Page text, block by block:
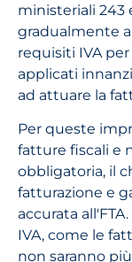
ministeriali 243
gradualmente a
requisiti IVA
applicati
ad attuare la
Per queste
fatture fiscali e
obbligatoria, il
fatturazione e
accurata
IVA, come le
non saranno